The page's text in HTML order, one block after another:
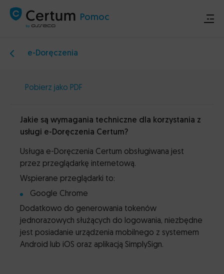
Pomoc
Ogłoszenia techniczne
Kontakt
Certum.pl
Sklep
e-Doręczenia
Pobierz jako PDF
Jakie są wymagania techniczne dla korzystania z
usługi e-Doręczenia Certum?
Usługa e-Doręczenia Certum obsługiwana jest
przez przeglądarkę internetową.
Wspierane przeglądarki to:
Google Chrome
Dodatkowo do generowania tokenów
jednorazowych służących do logowania, niezbędne
jest posiadanie urządzenia mobilnego z systemem
Android lub iOS oraz aplikacją SimplySign.